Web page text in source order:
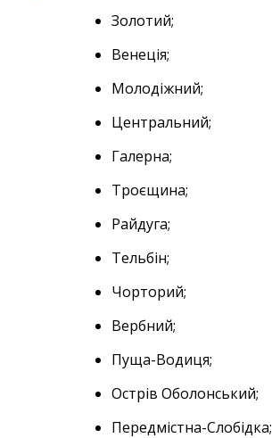
Золотий;
Венеція;
Молодіжний;
Центральний;
Галерна;
Троєщина;
Райдуга;
Тельбін;
Чорторий;
Вербний;
Пуща-Водиця;
Острів Оболонський;
Передмістна-Слобідка;